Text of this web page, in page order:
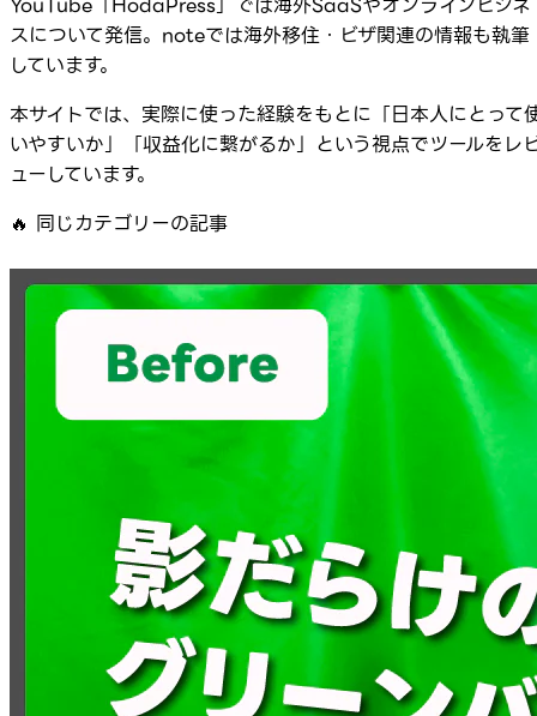
スについて発信。noteでは海外移住・ビザ関連の情報も執筆
しています。
本サイトでは、実際に使った経験をもとに「日本人にとって
いやすいか」「収益化に繋がるか」という視点でツールをレ
ューしています。
🔥 同じカテゴリーの記事